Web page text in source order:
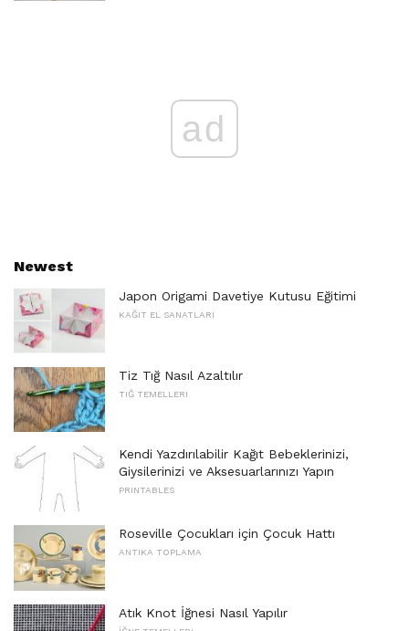
ad
Newest
Japon Origami Davetiye Kutusu Eğitimi
KAĞIT EL SANATLARI
Tiz Tığ Nasıl Azaltılır
TIĞ TEMELLERI
Kendi Yazdırılabilir Kağıt Bebeklerinizi,
Giysilerinizi ve Aksesuarlarınızı Yapın
PRINTABLES
Roseville Çocukları için Çocuk Hattı
ANTIKA TOPLAMA
Atık Knot İğnesi Nasıl Yapılır